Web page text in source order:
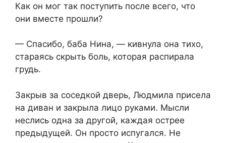
Как он мог так поступить после всего, что
они вместе прошли?
— Спасибо, баба Нина, — кивнула она тихо,
стараясь скрыть боль, которая распирала
грудь.
Закрыв за соседкой дверь, Людмила присела
на диван и закрыла лицо руками. Мысли
неслись одна за другой, каждая острее
предыдущей. Он просто испугался. Не